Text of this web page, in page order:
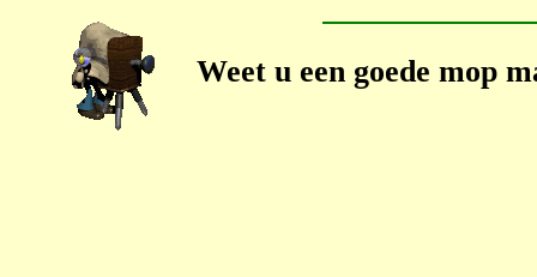
Weet u een goede mop